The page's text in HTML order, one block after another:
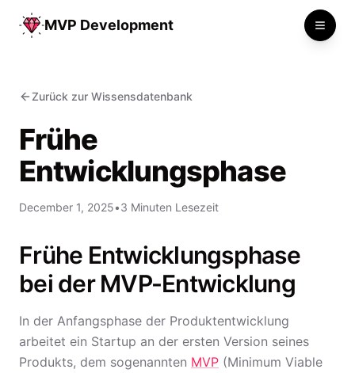
MVP Development
Zurück zur Wissensdatenbank
Frühe
Entwicklungsphase
December 1, 2025•3 Minuten Lesezeit
Frühe Entwicklungsphase
bei der MVP-Entwicklung
In der Anfangsphase der Produktentwicklung
arbeitet ein Startup an der ersten Version seines
Produkts, dem sogenannten MVP (Minimum Viable